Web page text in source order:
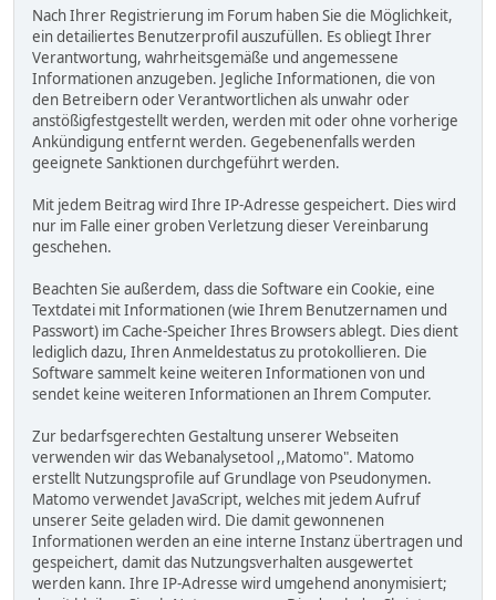
Nach Ihrer Registrierung im Forum haben Sie die Möglichkeit,
ein detailiertes Benutzerprofil auszufüllen. Es obliegt Ihrer
Verantwortung, wahrheitsgemäße und angemessene
Informationen anzugeben. Jegliche Informationen, die von
den Betreibern oder Verantwortlichen als unwahr oder
anstößigfestgestellt werden, werden mit oder ohne vorherige
Ankündigung entfernt werden. Gegebenenfalls werden
geeignete Sanktionen durchgeführt werden.
Mit jedem Beitrag wird Ihre IP-Adresse gespeichert. Dies wird
nur im Falle einer groben Verletzung dieser Vereinbarung
geschehen.
Beachten Sie außerdem, dass die Software ein Cookie, eine
Textdatei mit Informationen (wie Ihrem Benutzernamen und
Passwort) im Cache-Speicher Ihres Browsers ablegt. Dies dient
lediglich dazu, Ihren Anmeldestatus zu protokollieren. Die
Software sammelt keine weiteren Informationen von und
sendet keine weiteren Informationen an Ihrem Computer.
Zur bedarfsgerechten Gestaltung unserer Webseiten
verwenden wir das Webanalysetool ,,Matomo". Matomo
erstellt Nutzungsprofile auf Grundlage von Pseudonymen.
Matomo verwendet JavaScript, welches mit jedem Aufruf
unserer Seite geladen wird. Die damit gewonnenen
Informationen werden an eine interne Instanz übertragen und
gespeichert, damit das Nutzungsverhalten ausgewertet
werden kann. Ihre IP-Adresse wird umgehend anonymisiert;